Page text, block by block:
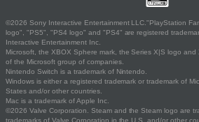
©2026 Sony Interactive Entertainment LLC."PlayStation
logo", "PS5", "PS4 logo" and "PS4" are registered
Interactive Entertainment Inc.
Microsoft, the XBOX Sphere mark, the Series X|S logo
of the Microsoft group of companies.
Nintendo Switch is a trademark of Nintendo.
Windows is either a registered trademark or trademark of
States and/or other countries.
Mac is a trademark of Apple Inc.
©2026 Valve Corporation. Steam and the Steam logo are
trademarks of Valve Corporation in the U.S. and/or other